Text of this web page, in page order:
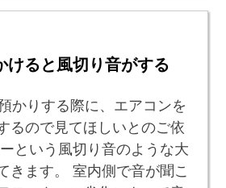
けると風切り音がする
かりする際に、エアコンを
るので見てほしいとのご依
という風切り音のような大
きます。 室内側で音が聞こ